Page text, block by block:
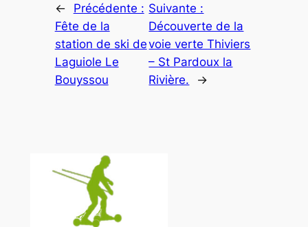
←
Précédente :
Fête de la
station de ski de
Laguiole Le
Bouyssou
Suivante :
Découverte de la
voie verte Thiviers
– St Pardoux la
Rivière.
→